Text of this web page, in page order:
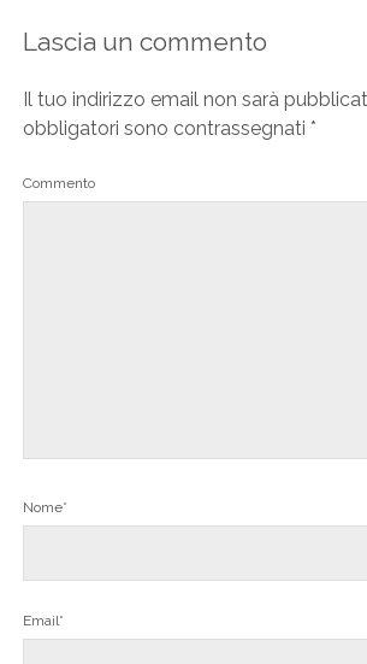
Lascia un commento
Il tuo indirizzo email non sarà
obbligatori sono contrassegnati *
Commento
Nome*
Email*